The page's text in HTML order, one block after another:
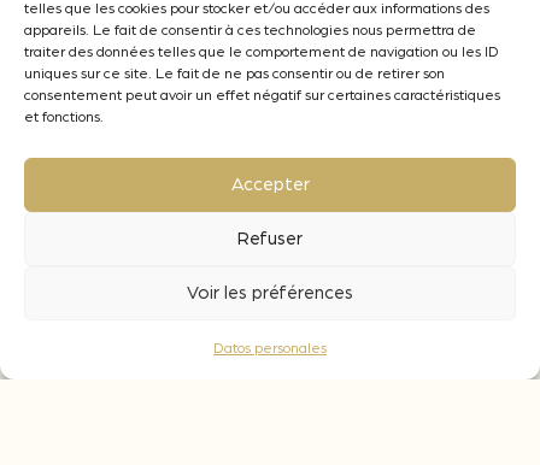
telles que les cookies pour stocker et/ou accéder aux informations des
appareils. Le fait de consentir à ces technologies nous permettra de
traiter des données telles que le comportement de navigation ou les ID
uniques sur ce site. Le fait de ne pas consentir ou de retirer son
consentement peut avoir un effet négatif sur certaines caractéristiques
et fonctions.
Accepter
Refuser
Voir les préférences
Datos personales
¿Qué dosis hay que añadir?
La dosis de la stave Expression debe
adaptarse en función del objetivo enológico
deseado. De 0,5 a 2 staves/hL para vinos
¿Cuál es el tiempo de contacto necesario
En fermentación: el tiempo necesario para la